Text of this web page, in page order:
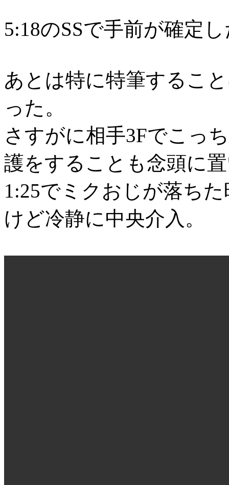
5:18のSSで手前が確定
あとは特に特筆するこ
った。
さすがに相手3Fでこっ
護をすることも念頭に
1:25でミクおじが落ち
けど冷静に中央介入。